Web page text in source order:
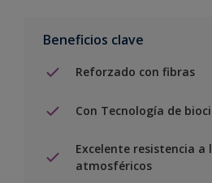
Beneficios clave
Reforzado con fibras
Con Tecnología de
Excelente resistencia a
atmosféricos